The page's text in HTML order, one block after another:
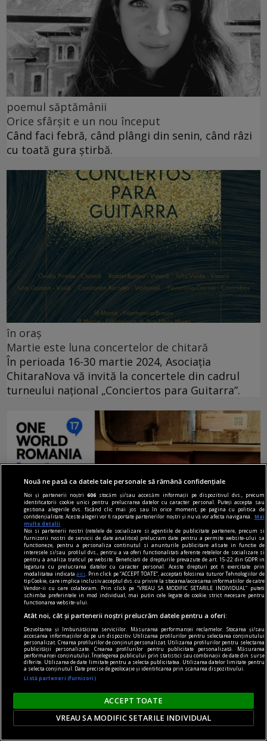
poemul săptămânii
Orice sfârșit e un nou început
Când faci febră, când plângi din senin, când râzi
cu toată gura știrbă.
în oraș
Martie este luna concertelor de chitară
În perioada 16-30 martie 2024, Asociația
ChitaraNova vă invită la concertele din cadrul
turneului național „Conciertos para Guitarra”.
One World Romania – Focus Ucraina: proiecție
„Photophobia”
„Photophobia” marchează doi ani de la începerea
războiului în Ucraina și va avea loc pe 24
februarie la Cinema Elvire Popesco.
Nouă ne pasă ca datele tale personale să rămână confidențiale
Noi și partenerii noștri606 stocăm și/sau accesăm informații pe dispozitivul dvs., precum
identificatorii cookie unici pentru prelucrarea datelor cu caracter personal. Puteți accepta sau
gestiona alegerile dvs. făcând clic mai jos sau în orice moment, pe pagina cu politica de
confidențialitate. Aceste alegeri vor fi raportate partenerilor noștri și nu vă vor afecta navigarea.
Mai
multe detalii
Noi si partenerii nostri (retelele de socializare si agentiile de publicitate partenere, precum si
furnizorii nostri de servicii de date analitice) prelucram date pentru a permite website-ului sa
functioneze, pentru a personaliza continutul si anunturile publicitare afisate in functie de
interesele si/sau profilul dvs., pentru a va oferi functionalitati aferente retelelor de socializare si
pentru a analiza traficul pe website. Beneficiati de drepturile prevazute de art. 15-22 din GDPR in
legatura cu prelucrarea datelor cu caracter personal. Aceste drepturi pot fi exercitate prin
modalitatea indicataaici
. Prin click pe “ACCEPT TOATE”, acceptati folosirea tuturor Tehnologiilor de
tip Cookie, care implica inclusiv acceptul dvs. cu privire la stocarea/accesarea informatiilor de catre
Vendor-ii cu care colaboram. Prin click pe “VREAU SA MODIFIC SETARILE INDIVIDUAL” puteti
schimba preferintele in mod individual, mai putin cele legate de cookie strict necesare pentru
functionarea website-ului.
Atât noi, cât și partenerii noștri prelucrăm datele pentru a oferi:
Dezvoltarea și îmbunătățirea serviciilor. Măsurarea performanței reclamelor. Stocarea și/sau
accesarea informațiilor de pe un dispozitiv. Utilizarea profilurilor pentru selectarea conținutului
personalizat. Crearea profilurilor de conținut personalizat. Utilizarea profilurilor pentru selectarea
publicității personalizate. Crearea profilurilor pentru publicitate personalizată. Măsurarea
performanței conținutului. Înțelegerea publicului prin statistici sau combinații de date din surse
diferite. Utilizarea de date limitate pentru a selecta publicitatea. Utilizarea datelor limitate pentru
a selecta conținutul. Date precise de geolocație și identificarea prin scanarea dispozitivului.
Listă parteneri (furnizori)
ACCEPT TOATE
VREAU SA MODIFIC SETARILE INDIVIDUAL